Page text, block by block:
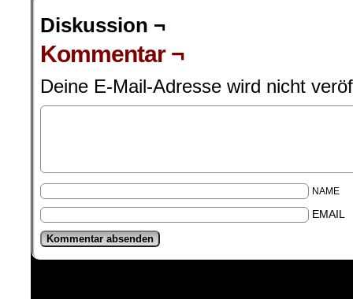
Diskussion ¬
Kommentar ¬
Deine E-Mail-Adresse wird nicht
NAME
EMAIL